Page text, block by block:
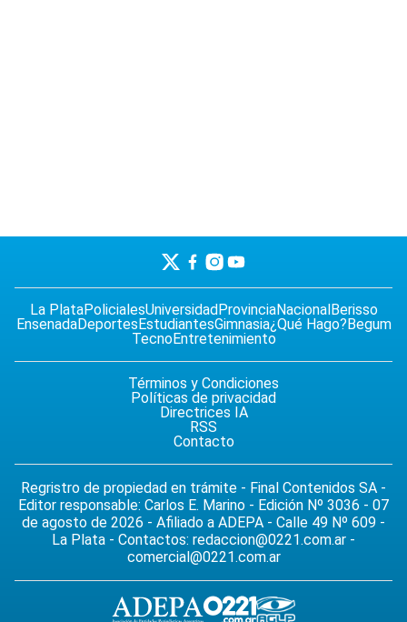
La PlataPolicialesUniversidad ProvinciaNacional Berisso
EnsenadaDeportes EstudiantesGimnasia¿Qué Hago? Begum
TecnoEntretenimiento
Términos y Condiciones
Políticas de privacidad
Directrices IA
RSS
Contacto
Regristro de propiedad en trámite - Final Contenidos SA -
Editor responsable: Carlos E. Marino - Edición Nº 3036 - 07
de agosto de 2026 - Afiliado a ADEPA - Calle 49 Nº 609 -
La Plata - Contactos: redaccion@0221.com.ar -
comercial@0221.com.ar